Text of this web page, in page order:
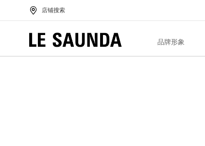
店铺搜索
品牌形象